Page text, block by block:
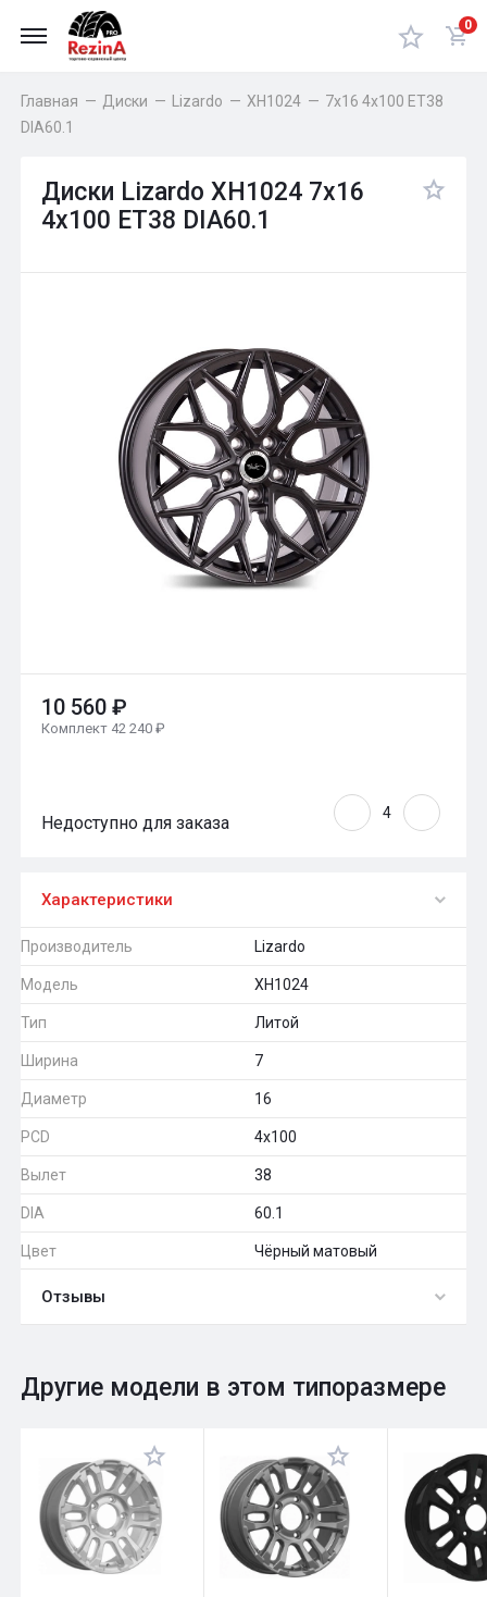
0
Главная — Диски — Lizardo — XH1024 — 7x16 4x100 ET38
DIA60.1
Диски Lizardo XH1024 7x16
4x100 ET38 DIA60.1
10 560 ₽
Комплект 42 240 ₽
Недоступно для заказа
Характеристики
Производитель Lizardo
Модель XH1024
Тип Литой
Ширина 7
Диаметр 16
PCD 4x100
Вылет 38
DIA 60.1
Цвет Чёрный матовый
Отзывы
Оставить отзыв
Общий рейтинг 0
Другие модели в этом типоразмере